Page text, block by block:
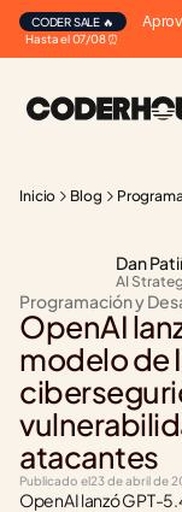
Hasta el 07/08 ⏰
CODER SALE 🔥
Inicio Blog
Dan
AI
Programación y
OpenAI
modelo de
atacantes
Publicado el23 de abril de
OpenAI lanzó GPT-